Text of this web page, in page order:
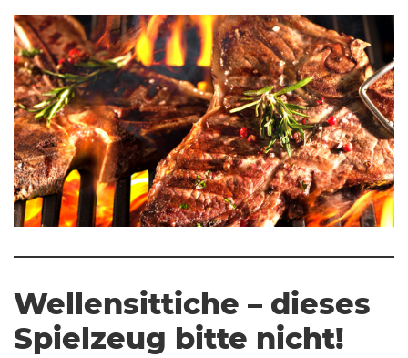
Wellensittiche – dieses
Spielzeug bitte nicht!